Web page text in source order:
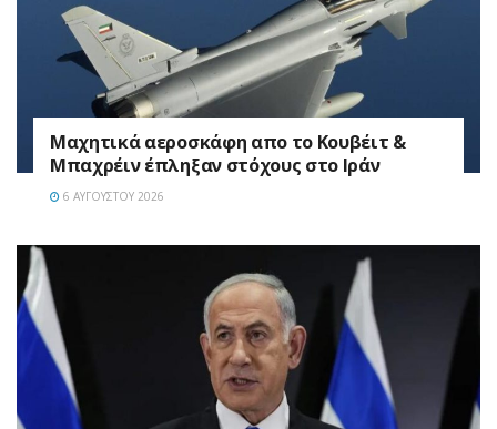
Mαχητικά αεροσκάφη απο το Κουβέιτ &
Μπαχρέιν έπληξαν στόχους στο Ιράν
6 ΑΥΓΟΎΣΤΟΥ 2026